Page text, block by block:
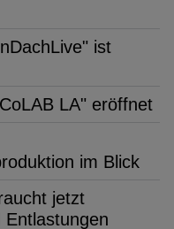
ist
LA" eröffnet
im Blick
jetzt
Entlastungen